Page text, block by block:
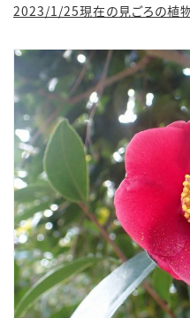
2023/1/25現在の見ごろの植